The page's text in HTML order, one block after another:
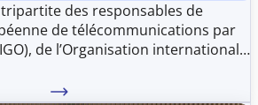
des responsables de
de télécommunications par
de l’Organisation internationale
mobiles par satellite (IMSO) et de
des télécommunications